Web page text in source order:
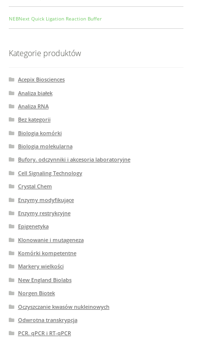
NEBNext Quick Ligation Reaction Buffer
Kategorie produktów
Acepix Biosciences
Analiza białek
Analiza RNA
Bez kategorii
Biologia komórki
Biologia molekularna
Bufory. odczynniki i akcesoria laboratoryjne
Cell Signaling Technology
Crystal Chem
Enzymy modyfikujące
Enzymy restrykcyjne
Epigenetyka
Klonowanie i mutageneza
Komórki kompetentne
Markery wielkości
New England Biolabs
Norgen Biotek
Oczyszczanie kwasów nukleinowych
Odwrotna transkrypcja
PCR. qPCR i RT-qPCR